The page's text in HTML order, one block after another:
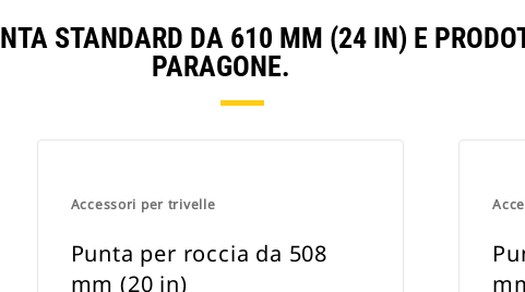
STANDARD DA 610 MM (24 IN) E
PARAGONE.
Accessori per trivelle
Punta per roccia da 508
mm (20 in)